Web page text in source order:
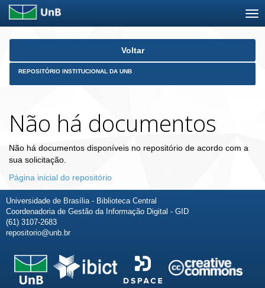
Skip
Voltar
REPOSITÓRIO INSTITUCIONAL DA UNB
Não há documentos
Não há documentos disponíveis no repositório de acordo com a
sua solicitação.
Página inicial do repositório
Universidade de Brasília - Biblioteca Central
Coordenadoria de Gestão da Informação Digital - GID
(61) 3107-2683
repositorio@unb.br